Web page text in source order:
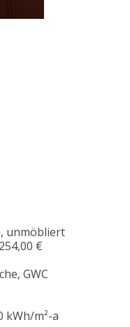
unmöbliert
€
GWC
kWh/m²-a